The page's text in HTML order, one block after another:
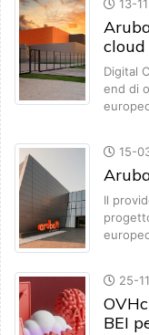
13-
Digital
end di
15-
Il
25-
BEI